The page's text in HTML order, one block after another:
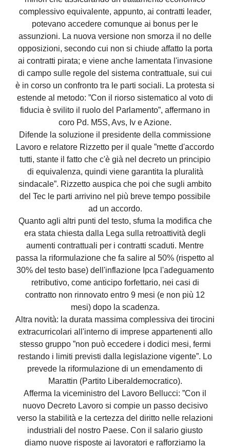
complessivo equivalente, appunto, ai contratti leader,
potevano accedere comunque ai bonus per le
assunzioni. La nuova versione non smorza il no delle
opposizioni, secondo cui non si chiude affatto la porta
ai contratti pirata; e viene anche lamentata l'invasione
di campo sulle regole del sistema contrattuale, sui cui
è in corso un confronto tra le parti sociali. La protesta si
estende al metodo: ”Con il riorso sistematico al voto di
fiducia è svilito il ruolo del Parlamento”, affermano in
coro Pd. M5S, Avs, Iv e Azione.
Difende la soluzione il presidente della commissione
Lavoro e relatore Rizzetto per il quale ”mette d'accordo
tutti, stante il fatto che c'è già nel decreto un principio
di equivalenza, quindi viene garantita la pluralità
sindacale”. Rizzetto auspica che poi che sugli ambito
del Tec le parti arrivino nel più breve tempo possibile
ad un accordo.
Quanto agli altri punti del testo, sfuma la modifica che
era stata chiesta dalla Lega sulla retroattività degli
aumenti contrattuali per i contratti scaduti. Mentre
passa la riformulazione che fa salire al 50% (rispetto al
30% del testo base) dell'inflazione Ipca l'adeguamento
retributivo, come anticipo forfettario, nei casi di
contratto non rinnovato entro 9 mesi (e non più 12
mesi) dopo la scadenza.
Altra novità: la durata massima complessiva dei tirocini
extracurricolari all'interno di imprese appartenenti allo
stesso gruppo ”non può eccedere i dodici mesi, fermi
restando i limiti previsti dalla legislazione vigente”. Lo
prevede la riformulazione di un emendamento di
Marattin (Partito Liberaldemocratico).
Afferma la viceministro del Lavoro Bellucci: ”Con il
nuovo Decreto Lavoro si compie un passo decisivo
verso la stabilità e la certezza del diritto nelle relazioni
industriali del nostro Paese. Con il salario giusto
diamo nuove risposte ai lavoratori e rafforziamo la